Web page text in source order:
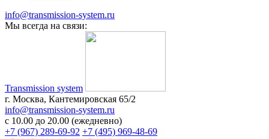
info@transmission-system.ru
Мы всегда на связи:
Transmission system
г. Москва, Кантемировская 65/2
info@transmission-system.ru
с 10.00 до 20.00 (ежедневно)
+7 (967) 289-69-92 +7 (495) 969-48-69